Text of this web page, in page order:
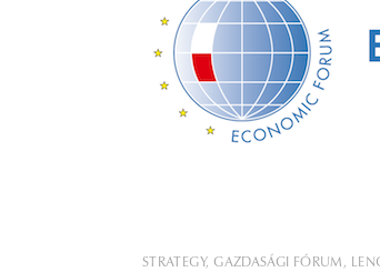
STRATEGY GAZDASÁGI FÓRUM